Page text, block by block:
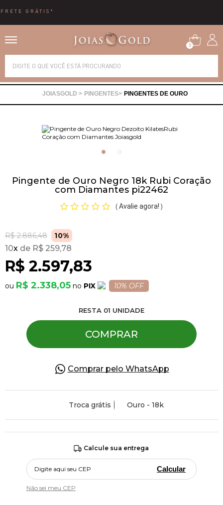
0
PINGENTES PINGENTES DE OURO
Pingente de Ouro Negro 18k Rubi Coração
com Diamantes pi22462
( Avalie agora! )
R$ 2.886,48 10%
R$ 2.597,83
10x R$ 259,78
R$ 2.338,05 PIX 10% OFF
RESTA 01 UNIDADE
COMPRAR
Comprar pelo WhatsApp
Troca grátis Ouro - 18k
Calcule sua entrega
Calcular
Não sei meu CEP
Alianças
Brincos
Gargantilhas
Pulseiras
Piercing
Pedras Preciosas
Presente
OFERTAS